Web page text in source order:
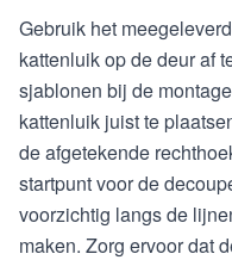
Gebruik het
kattenluik op de deur af
sjablonen bij de
kattenluik juist te
de afgetekende
startpunt voor de
voorzichtig langs de
maken. Zorg ervoor dat